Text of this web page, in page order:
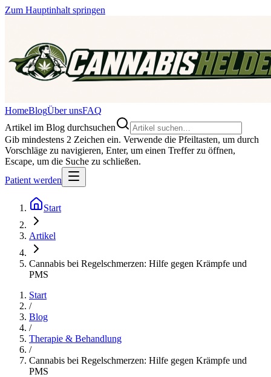
Zum Hauptinhalt springen
HomeBlogÜber unsFAQ
Artikel im Blog durchsuchen
Gib mindestens 2 Zeichen ein. Verwende die Pfeiltasten, um durch
Vorschläge zu navigieren, Enter, um einen Treffer zu öffnen,
Escape, um die Suche zu schließen.
Patient werden
Start
Artikel
Cannabis bei Regelschmerzen: Hilfe gegen Krämpfe und
PMS
Start
/
Blog
/
Therapie & Behandlung
/
Cannabis bei Regelschmerzen: Hilfe gegen Krämpfe und
PMS